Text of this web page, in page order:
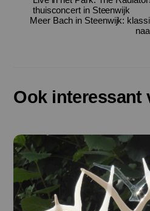
thuisconcert in Steenwijk
Meer Bach in Steenwijk:
Ook interessant